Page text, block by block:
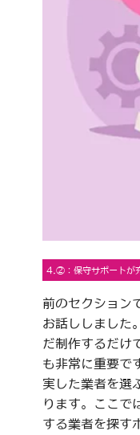
4.②：保守サポートが
前のセクション
お話ししました
だ制作するだけ
も非常に重要で
実した業者を選
ります。ここで
する業者を探す